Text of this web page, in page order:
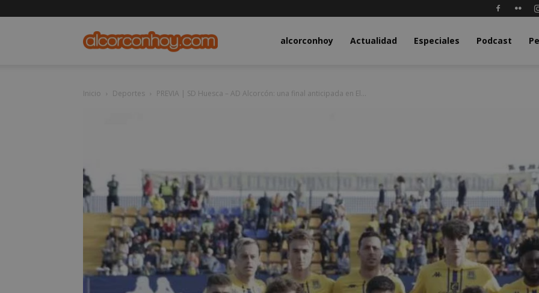
alcorconhoy.comalcorconhoy Actualidad Especiales Podcast
Inicio Deportes PREVIA | SD Huesca – AD Alcorcón: una final anticipada en El...